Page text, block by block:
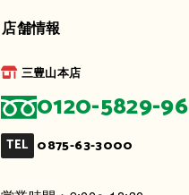
店舗情報
三豊山本店
0120-5829-96
TEL 0875-63-3000